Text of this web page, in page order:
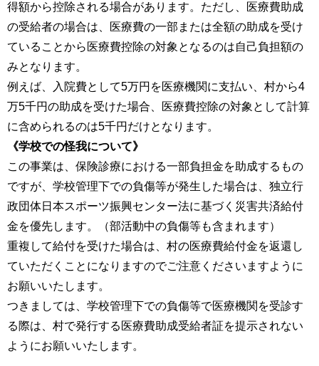
得額から控除される場合があります。ただし、医療費助成
の受給者の場合は、医療費の一部または全額の助成を受け
ていることから医療費控除の対象となるのは自己負担額の
みとなります。
例えば、入院費として5万円を医療機関に支払い、村から4
万5千円の助成を受けた場合、医療費控除の対象として計算
に含められるのは5千円だけとなります。
《学校での怪我について》
この事業は、保険診療における一部負担金を助成するもの
ですが、学校管理下での負傷等が発生した場合は、独立行
政団体日本スポーツ振興センター法に基づく災害共済給付
金を優先します。（部活動中の負傷等も含まれます）
重複して給付を受けた場合は、村の医療費給付金を返還し
ていただくことになりますのでご注意くださいますように
お願いいたします。
つきましては、学校管理下での負傷等で医療機関を受診す
る際は、村で発行する医療費助成受給者証を提示されない
ようにお願いいたします。